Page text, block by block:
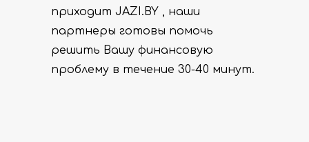
приходит JAZI.BY , наши
партнеры готовы помочь
решить Вашу финансовую
проблему в течение 30-40 минут.